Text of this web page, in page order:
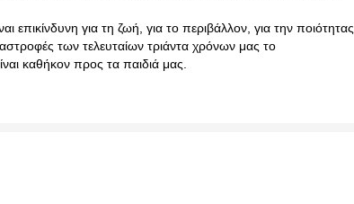
επικίνδυνη για τη ζωή, για το περιβάλλον, για την ποιότητας
των τελευταίων τριάντα χρόνων μας το
καθήκον προς τα παιδιά μας.